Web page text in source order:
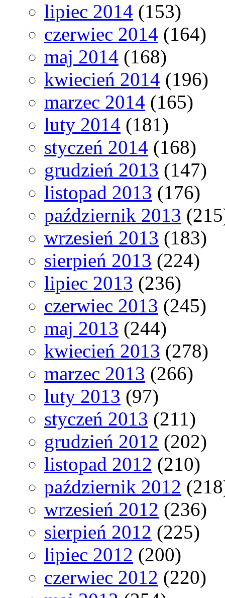
lipiec 2014 (153)
czerwiec 2014 (164)
maj 2014 (168)
kwiecień 2014 (196)
marzec 2014 (165)
luty 2014 (181)
styczeń 2014 (168)
grudzień 2013 (147)
listopad 2013 (176)
październik 2013
wrzesień 2013 (183)
sierpień 2013 (224)
lipiec 2013 (236)
czerwiec 2013 (245)
maj 2013 (244)
kwiecień 2013 (278)
marzec 2013 (266)
luty 2013 (97)
styczeń 2013 (211)
grudzień 2012 (202)
listopad 2012 (210)
październik 2012
wrzesień 2012 (236)
sierpień 2012 (225)
lipiec 2012 (200)
czerwiec 2012 (220)